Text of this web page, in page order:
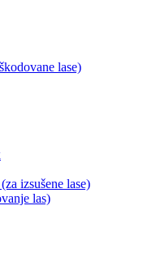
lase)
izsušene lase)
las)